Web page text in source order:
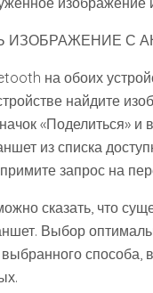
ИЗОБРАЖЕНИЕ С
на обоих
найдите
«Поделиться» и
из списка
запрос на
сказать, что
Выбор
способа,